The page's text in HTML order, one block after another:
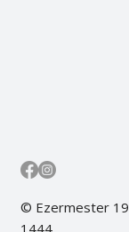
© Ezermester
1444